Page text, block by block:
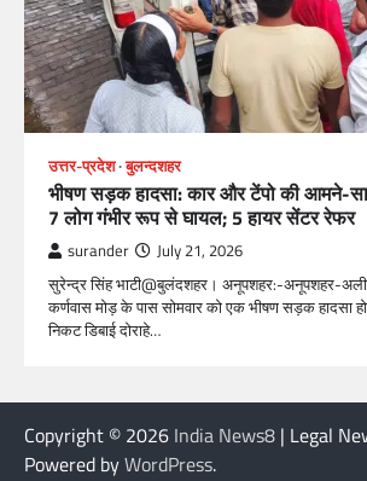
उत्तर-प्रदेश बुलन्दशहर
भीषण सड़क हादसा: कार और टेंपो की आमने-
7 लोग गंभीर रूप से घायल; 5 हायर सेंटर रेफर​
surander July 21, 2026
सुरेन्द्र सिंह भाटी@बुलंदशहर। अनूपशहर:-अनूपशहर-
कर्णवास मोड़ के पास सोमवार को एक भीषण सड़क हादसा
निकट डिबाई दोराहे…
Copyright © 2026 India News8 | Legal
Powered byWordPress.